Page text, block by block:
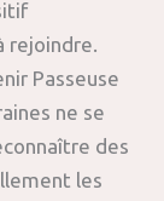
rejoindre.
Passeuse
ne se
des
les